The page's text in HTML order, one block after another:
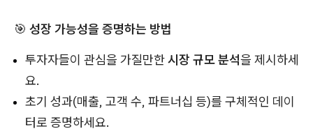
🎯 성장 가능성을 증명하는 방법
투자자들이 관심을 가질만한시장 규모 분석을 제시하세
요.
초기 성과(매출, 고객 수, 파트너십 등)를 구체적인 데이
터로 증명하세요.